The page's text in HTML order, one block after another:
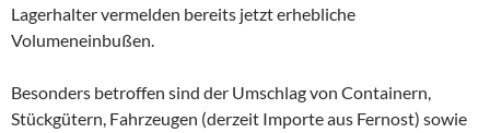
Lagerhalter vermelden bereits jetzt erhebliche
Volumeneinbußen.
Besonders betroffen sind der Umschlag von Containern,
Stückgütern, Fahrzeugen (derzeit Importe aus Fernost) sowie